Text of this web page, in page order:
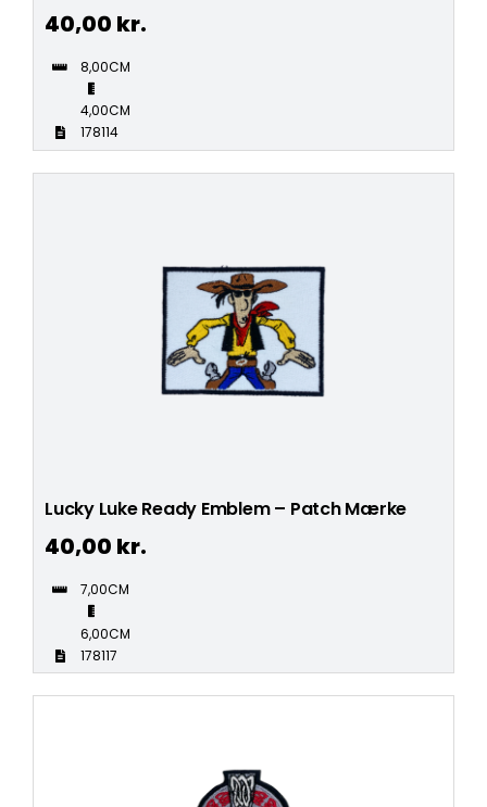
40,00 kr.
8,00CM
4,00CM
178114
Lucky Luke Ready Emblem – Patch Mærke
40,00 kr.
7,00CM
6,00CM
178117